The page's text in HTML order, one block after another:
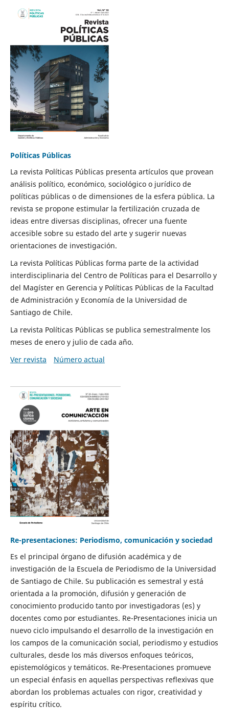
Políticas Públicas
La revista Políticas Públicas presenta artículos que provean
análisis político, económico, sociológico o jurídico de
políticas públicas o de dimensiones de la esfera pública. La
revista se propone estimular la fertilización cruzada de
ideas entre diversas disciplinas, ofrecer una fuente
accesible sobre su estado del arte y sugerir nuevas
orientaciones de investigación.
La revista Políticas Públicas forma parte de la actividad
interdisciplinaria del Centro de Políticas para el Desarrollo y
del Magíster en Gerencia y Políticas Públicas de la Facultad
de Administración y Economía de la Universidad de
Santiago de Chile.
La revista Políticas Públicas se publica semestralmente los
meses de enero y julio de cada año.
Ver revista
Número actual
Re-presentaciones: Periodismo, comunicación y sociedad
Es el principal órgano de difusión académica y de
investigación de la Escuela de Periodismo de la Universidad
de Santiago de Chile. Su publicación es semestral y está
orientada a la promoción, difusión y generación de
conocimiento producido tanto por investigadoras (es) y
docentes como por estudiantes. Re-Presentaciones inicia un
nuevo ciclo impulsando el desarrollo de la investigación en
los campos de la comunicación social, periodismo y estudios
culturales, desde los más diversos enfoques teóricos,
epistemológicos y temáticos. Re-Presentaciones promueve
un especial énfasis en aquellas perspectivas reflexivas que
abordan los problemas actuales con rigor, creatividad y
espíritu crítico.